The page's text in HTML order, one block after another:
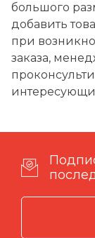
большого
добавить
при
заказа,